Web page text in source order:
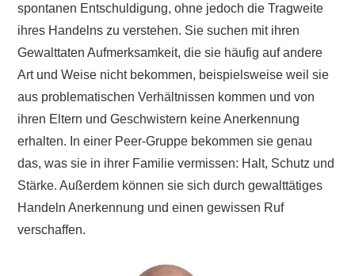
spontanen Entschuldigung, ohne jedoch die Tragweite
ihres Handelns zu verstehen. Sie suchen mit ihren
Gewalttaten Aufmerksamkeit, die sie häufig auf andere
Art und Weise nicht bekommen, beispielsweise weil sie
aus problematischen Verhältnissen kommen und von
ihren Eltern und Geschwistern keine Anerkennung
erhalten. In einer Peer-Gruppe bekommen sie genau
das, was sie in ihrer Familie vermissen: Halt, Schutz und
Stärke. Außerdem können sie sich durch gewalttätiges
Handeln Anerkennung und einen gewissen Ruf
verschaffen.